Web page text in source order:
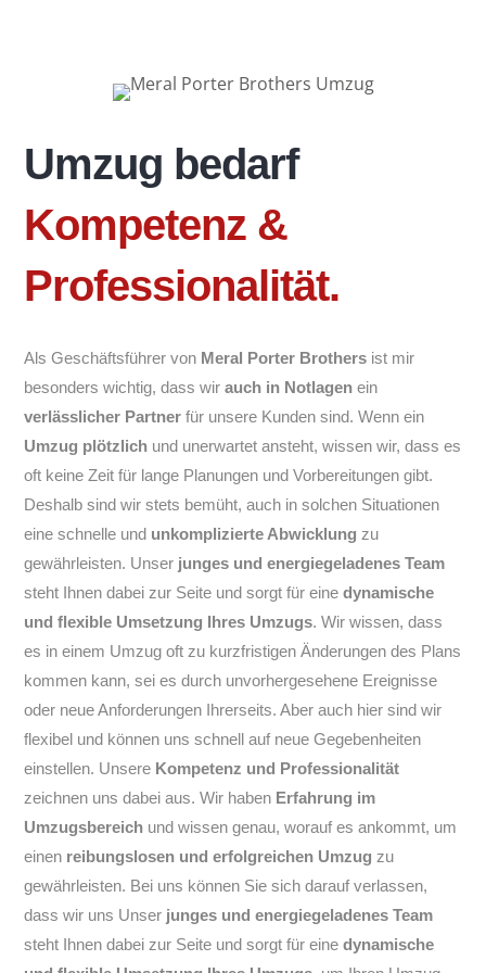
Umzug bedarf
Kompetenz &
Professionalität.
Als Geschäftsführer von Meral Porter Brothers ist mir
besonders wichtig, dass wirauch in Notlagen ein
verlässlicher Partner für unsere Kunden sind. Wenn ein
Umzug plötzlich und unerwartet ansteht, wissen wir, dass es
oft keine Zeit für lange Planungen und Vorbereitungen gibt.
Deshalb sind wir stets bemüht, auch in solchen Situationen
eine schnelle und unkomplizierte Abwicklung zu
gewährleisten. Unser junges und energiegeladenes Team
steht Ihnen dabei zur Seite und sorgt für einedynamische
und flexible Umsetzung Ihres Umzugs. Wir wissen, dass
es in einem Umzug oft zu kurzfristigen Änderungen des Plans
kommen kann, sei es durch unvorhergesehene Ereignisse
oder neue Anforderungen Ihrerseits. Aber auch hier sind wir
flexibel und können uns schnell auf neue Gegebenheiten
einstellen. Unsere Kompetenz und Professionalität
zeichnen uns dabei aus. Wir haben Erfahrung im
Umzugsbereich und wissen genau, worauf es ankommt, um
einen reibungslosen und erfolgreichen Umzug zu
gewährleisten. Bei uns können Sie sich darauf verlassen,
dass wir uns Unser junges und energiegeladenes Team
steht Ihnen dabei zur Seite und sorgt für einedynamische